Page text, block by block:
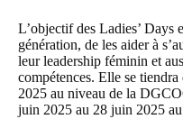
L’objectif des Ladies’ Days
génération, de les aider à
leur leadership féminin et
compétences. Elle se
2025 au niveau de la
juin 2025 au 28 juin 2025